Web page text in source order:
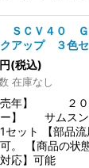
ＳＣＶ４０ Ｇ
アップ ３色セ
円(税込)
在庫なし
売年】 ２０
ー】 サムスン
セット 【部
可。 【商品の
応】可能